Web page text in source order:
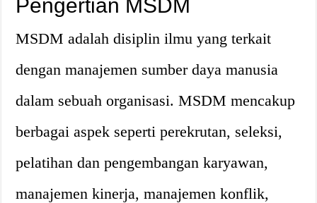
Pengertian MSDM
MSDM adalah disiplin ilmu yang terkait
dengan manajemen sumber daya manusia
dalam sebuah organisasi. MSDM mencakup
berbagai aspek seperti perekrutan, seleksi,
pelatihan dan pengembangan karyawan,
manajemen kinerja, manajemen konflik,